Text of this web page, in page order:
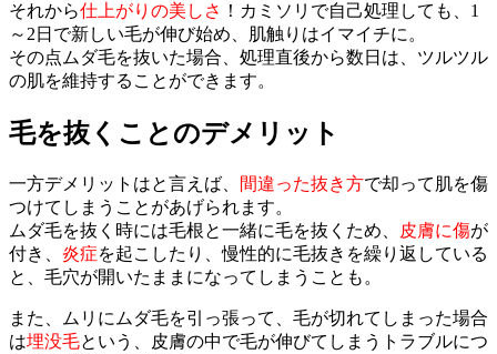
それから仕上がりの美しさ ！カミソリで自己処理しても、1
～2日で新しい毛が伸び始め、肌触りはイマイチに。
その点ムダ毛を抜いた場合、処理直後から数日は、ツルツル
の肌を維持することができます。
毛を抜くことのデメリット
一方デメリットはと言えば、 間違った抜き方で却って肌を傷
つけてしまうことがあげられます。
ムダ毛を抜く時には毛根と一緒に毛を抜くため、
皮膚に傷が
付き、 炎症を起こしたり、慢性的に毛抜きを繰り返している
と、毛穴が開いたままになってしまうことも。
また、ムリにムダ毛を引っ張って、毛が切れてしまった場合
は埋没毛という、皮膚の中で毛が伸びてしまうトラブルにつ